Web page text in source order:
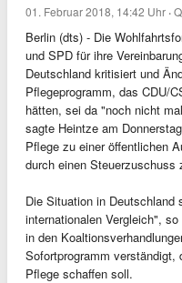
01. Februar 2018, 14:42 Uhr ·
Berlin (dts) - Die
und SPD für ihre
Deutschland kritisiert und
Pflegeprogramm, das CDU/
hätten, sei da "noch nicht
sagte Heintze am
Pflege zu einer öffentlichen
durch einen Steuerzuschuss
Die Situation in
internationalen Vergleich",
in den
Sofortprogramm
Pflege schaffen soll.